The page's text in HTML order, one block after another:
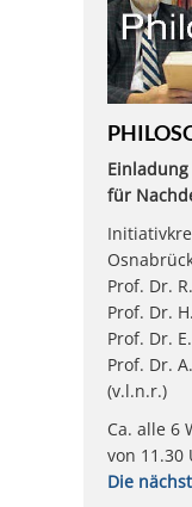
für
Prof. Dr.
Prof. Dr.
Prof. Dr.
Prof. Dr.
(v.l.n.r.)
Ca. alle 6
von 11.30
Die